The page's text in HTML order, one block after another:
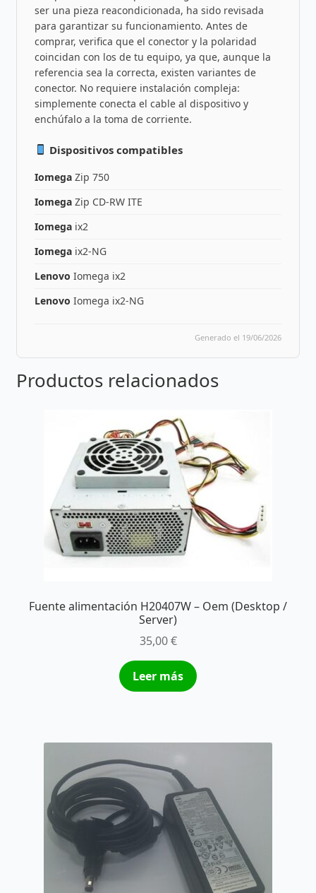
ser una pieza reacondicionada, ha sido revisada
para garantizar su funcionamiento. Antes de
comprar, verifica que el conector y la polaridad
coincidan con los de tu equipo, ya que, aunque la
referencia sea la correcta, existen variantes de
conector. No requiere instalación compleja:
simplemente conecta el cable al dispositivo y
enchúfalo a la toma de corriente.
Dispositivos compatibles
Iomega Zip 750
Iomega Zip CD-RW ITE
Iomega ix2
Iomega ix2-NG
Lenovo Iomega ix2
Lenovo Iomega ix2-NG
Generado el 19/06/2026
Productos relacionados
Fuente alimentación H20407W – Oem (Desktop /
Server)
35,00€
Leer más